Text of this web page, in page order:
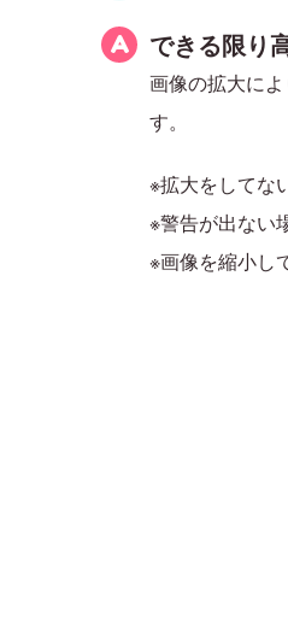
できる限り
画像の拡大に
す。
※拡大をしてな
※警告が出ない
※画像を縮小し